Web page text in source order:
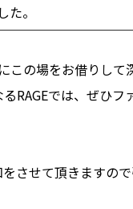
。
の場をお借りして
RAGEでは、ぜひ
させて頂きますの